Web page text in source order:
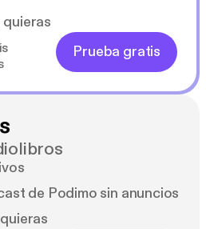
Prueba gratis
de Podimo sin anuncios